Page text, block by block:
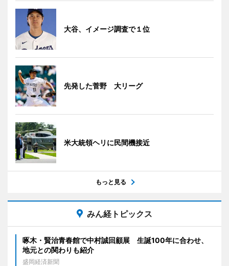
大谷、イメージ調査で１位
先発した菅野 大リーグ
米大統領ヘリに民間機接近
もっと見る
みん経トピックス
啄木・賢治青春館で中村誠回顧展 生誕100年に合わせ、
地元との関わりも紹介
盛岡経済新聞